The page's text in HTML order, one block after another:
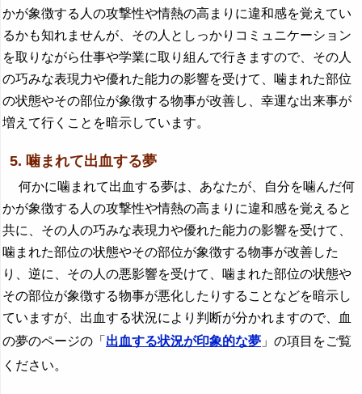
かが象徴する人の攻撃性や情熱の高まりに違和感を覚えてい
るかも知れませんが、その人としっかりコミュニケーション
を取りながら仕事や学業に取り組んで行きますので、その人
の巧みな表現力や優れた能力の影響を受けて、噛まれた部位
の状態やその部位が象徴する物事が改善し、幸運な出来事が
増えて行くことを暗示しています。
5. 噛まれて出血する夢
何かに噛まれて出血する夢は、あなたが、自分を噛んだ何
かが象徴する人の攻撃性や情熱の高まりに違和感を覚えると
共に、その人の巧みな表現力や優れた能力の影響を受けて、
噛まれた部位の状態やその部位が象徴する物事が改善した
り、逆に、その人の悪影響を受けて、噛まれた部位の状態や
その部位が象徴する物事が悪化したりすることなどを暗示し
ていますが、出血する状況により判断が分かれますので、血
の夢のページの「 出血する状況が印象的な夢 」の項目をご覧
ください。